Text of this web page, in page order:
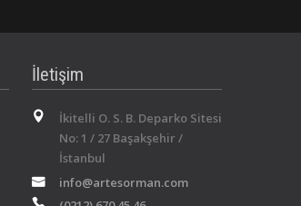
İletişim
İkitelli O. S. B. Deparko Sitesi
No: 1 / 27 Başakşehir /
İstanbul
info@artesorman.com